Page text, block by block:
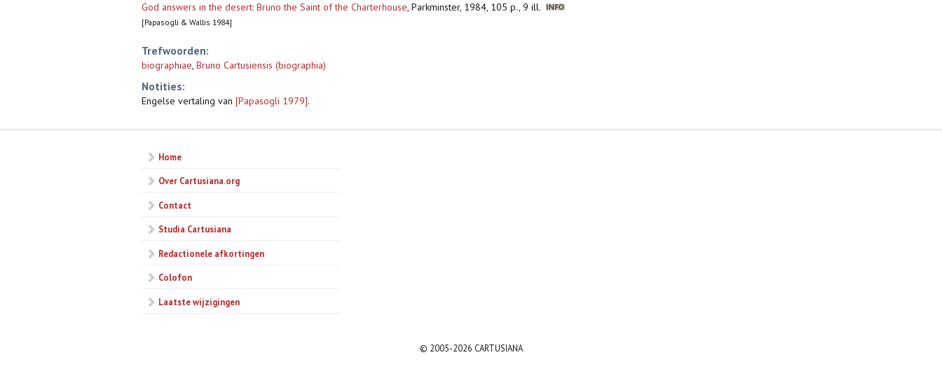
God answers in the desert: Bruno the Saint of the Charterhouse, Parkminster, 1984, 105 p., 9 ill.
[Papasogli & Wallis 1984]
Trefwoorden:
biographiae, Bruno Cartusiensis (biographia)
Notities:
Engelse vertaling van [Papasogli 1979].
Home
Over Cartusiana.org
Contact
Studia Cartusiana
Redactionele afkortingen
Colofon
Laatste wijzigingen
© 2005-2026 CARTUSIANA